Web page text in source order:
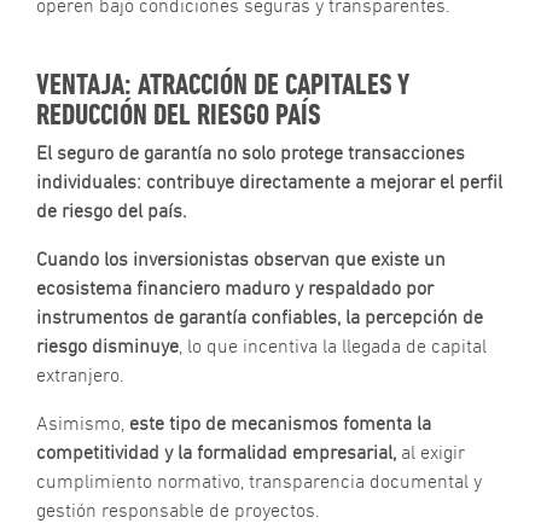
operen bajo condiciones seguras y transparentes.
VENTAJA: ATRACCIÓN DE CAPITALES Y
REDUCCIÓN DEL RIESGO PAÍS
El seguro de garantía no solo protege transacciones
individuales: contribuye directamente a mejorar el perfil
de riesgo del país.
Cuando los inversionistas observan que existe un
ecosistema financiero maduro y respaldado por
instrumentos de garantía confiables, la percepción de
riesgo disminuye, lo que incentiva la llegada de capital
extranjero.
Asimismo, este tipo de mecanismos fomenta la
competitividad y la formalidad empresarial, al exigir
cumplimiento normativo, transparencia documental y
gestión responsable de proyectos.